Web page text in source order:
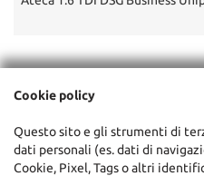
POTREBBE
Cookie policy
Questo sito e gli strumenti di
dati personali (es. dati di
Cookie, Pixel, Tags o altri